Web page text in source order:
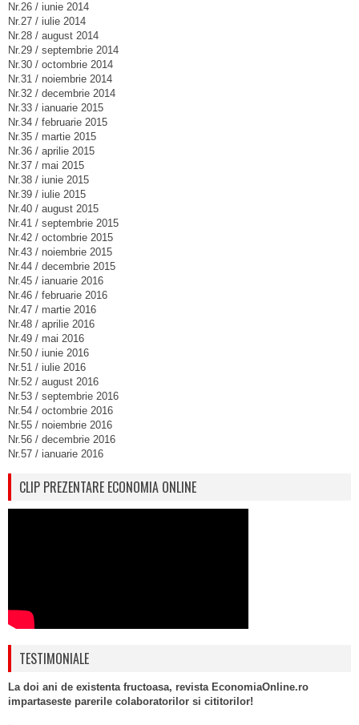
Nr.26 / iunie 2014
Nr.27 / iulie 2014
Nr.28 / august 2014
Nr.29 / septembrie 2014
Nr.30 / octombrie 2014
Nr.31 / noiembrie 2014
Nr.32 / decembrie 2014
Nr.33 / ianuarie 2015
Nr.34 / februarie 2015
Nr.35 / martie 2015
Nr.36 / aprilie 2015
Nr.37 / mai 2015
Nr.38 / iunie 2015
Nr.39 / iulie 2015
Nr.40 / august 2015
Nr.41 / septembrie 2015
Nr.42 / octombrie 2015
Nr.43 / noiembrie 2015
Nr.44 / decembrie 2015
Nr.45 / ianuarie 2016
Nr.46 / februarie 2016
Nr.47 / martie 2016
Nr.48 / aprilie 2016
Nr.49 / mai 2016
Nr.50 / iunie 2016
Nr.51 / iulie 2016
Nr.52 / august 2016
Nr.53 / septembrie 2016
Nr.54 / octombrie 2016
Nr.55 / noiembrie 2016
Nr.56 / decembrie 2016
Nr.57 / ianuarie 2016
CLIP PREZENTARE ECONOMIA ONLINE
TESTIMONIALE
La doi ani de existenta fructoasa, revista EconomiaOnline.ro
impartaseste parerile colaboratorilor si cititorilor!